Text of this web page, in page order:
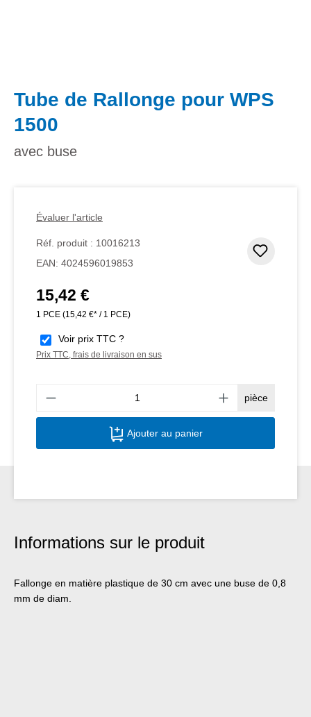
Tube de Rallonge pour WPS
1500
avec buse
Évaluer l'article
Réf. produit : 10016213
EAN: 4024596019853
Prix régulier :
15,42 €
1 PCE (15,42 €* / 1 PCE)
Voir prix TTC ?
Prix TTC, frais de livraison en sus
pièce
Ajouter au panier
Informations sur le produit
Fallonge en matière plastique de 30 cm avec une buse de 0,8
mm de diam.